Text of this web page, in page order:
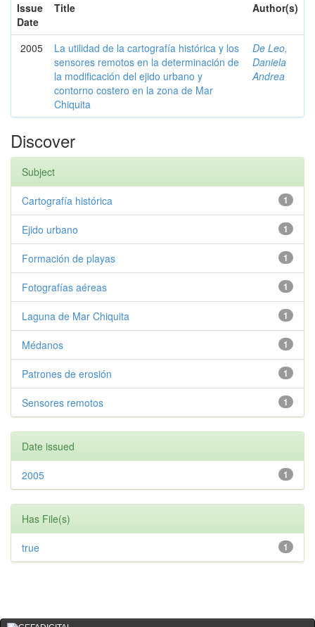
Issue
Date
Title Author(s)
2005
La utilidad de la cartografía histórica y los
sensores remotos en la determinación de
la modificación del ejido urbano y
contorno costero en la zona de Mar
Chiquita
De Leo,
Daniela
Andrea
Discover
Subject
1
Cartografía histórica
1
Ejido urbano
1
Formación de playas
1
Fotografías aéreas
1
Laguna de Mar Chiquita
1
Médanos
1
Patrones de erosión
1
Sensores remotos
Date issued
1
2005
Has File(s)
1
true